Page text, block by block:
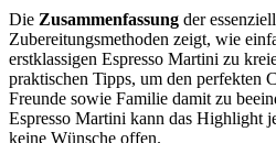
Die Zusammenfassung der
Zubereitungsmethoden zeigt, wie
erstklassigen Espresso Martini zu
praktischen Tipps, um den perfekten
Freunde sowie Familie damit zu
Espresso Martini kann das Highlight
keine Wünsche offen.